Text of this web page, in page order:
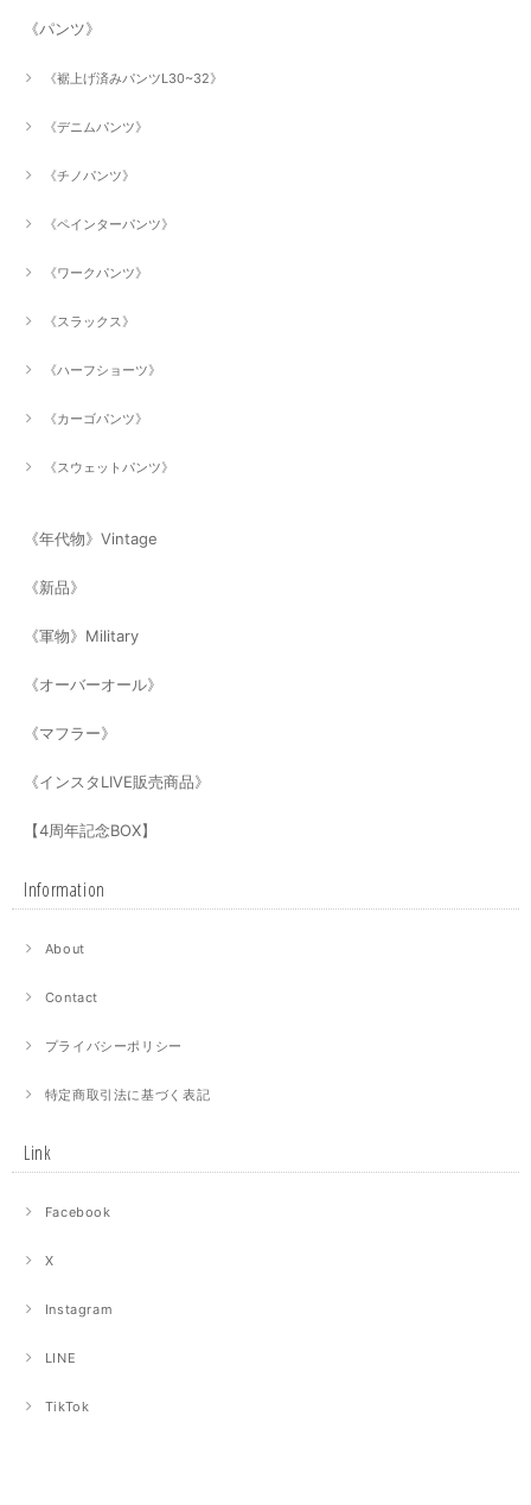
《パンツ》
《裾上げ済みパンツL30~32》
《デニムパンツ》
《チノパンツ》
《ペインターパンツ》
《ワークパンツ》
《スラックス》
《ハーフショーツ》
《カーゴパンツ》
《スウェットパンツ》
《年代物》Vintage
《新品》
《軍物》Military
《オーバーオール》
《マフラー》
《インスタLIVE販売商品》
【4周年記念BOX】
Information
About
Contact
プライバシーポリシー
特定商取引法に基づく表記
Link
Facebook
X
Instagram
LINE
TikTok